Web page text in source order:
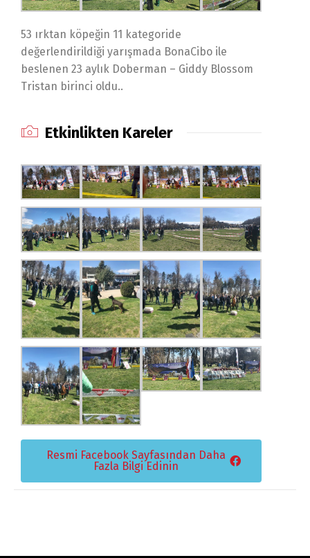
53 ırktan köpeğin 11 kategoride
değerlendirildiği yarışmada BonaCibo ile
beslenen 23 aylık Doberman – Giddy Blossom
Tristan birinci oldu..
Etkinlikten Kareler
Resmi Facebook Sayfasından Daha
Fazla Bilgi Edinin